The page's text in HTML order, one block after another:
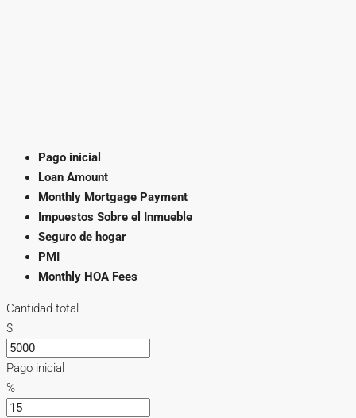
Pago inicial
Loan Amount
Monthly Mortgage Payment
Impuestos Sobre el Inmueble
Seguro de hogar
PMI
Monthly HOA Fees
Cantidad total
$
Pago inicial
%